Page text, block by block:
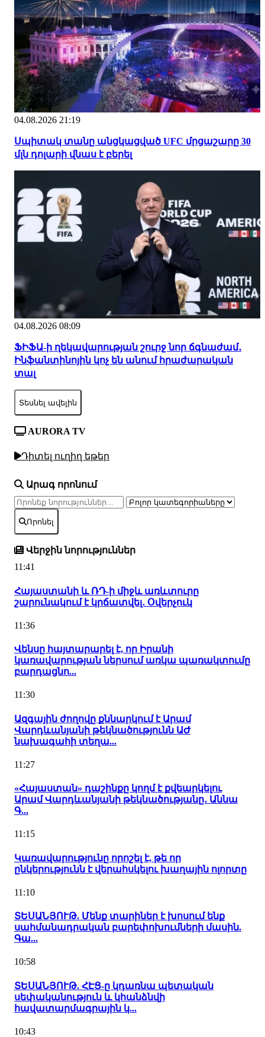
04.08.2026 21:19
Սպիտակ տանը անցկացված UFC մրցաշարը 30
մլն դոլարի վնաս է բերել
04.08.2026 08:09
ՖԻՖԱ-ի ղեկավարության շուրջ նոր ճգնաժամ․
Ինֆանտինոյին կոչ են անում հրաժարական
տալ
Տեսնել ավելին
AURORA TV
Դիտել ուղիղ եթեր
Արագ որոնում
Որոնել
Վերջին նորություններ
11:41
Հայաստանի և ՌԴ-ի միջև առևտուրը
շարունակում է կրճատվել․ Օվերչուկ
11:36
Վենսը հայտարարել է, որ Իրանի
կառավարության ներսում առկա պառակտումը
բարդացնո...
11:30
Ազգային ժողովը քննարկում է Արամ
Վարդևանյանի թեկնածությունն ԱԺ
նախագահի տեղա...
11:27
«Հայաստան» դաշինքը կողմ է քվեարկելու
Արամ Վարդևանյանի թեկնածությանը․ Աննա
Գ...
11:15
Կառավարությունը որոշել է, թե որ
ընկերությունն է վերահսկելու խաղային ոլորտը
11:10
ՏԵՍԱՆՅՈՒԹ. Մենք տարիներ է խոսում ենք
սահմանադրական բարեփոխումների մասին.
Գա...
10:58
ՏԵՍԱՆՅՈՒԹ. ՀԷՑ-ը կդառնա պետական
սեփականություն և կհանձնվի
հավատարմագրային կ...
10:43